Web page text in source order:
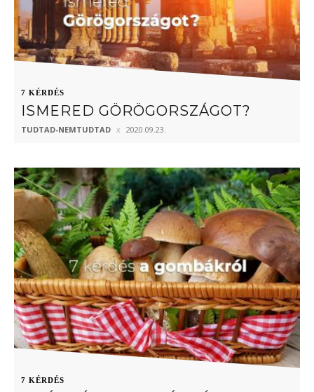
7 KÉRDÉS
ISMERED GÖRÖGORSZÁGOT?
TUDTAD-NEMTUDTAD 2020.09.23.
7 KÉRDÉS